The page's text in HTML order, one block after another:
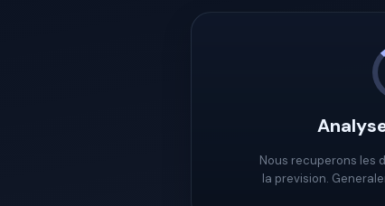
Nous recuperons les
la prevision.